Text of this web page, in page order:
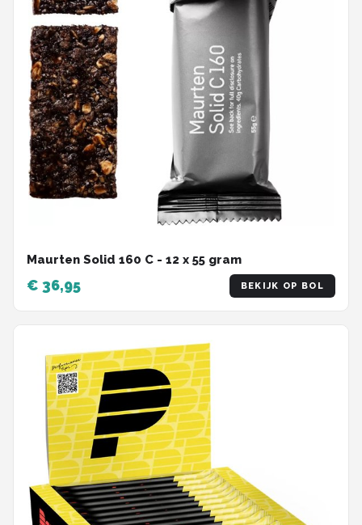
Maurten Solid 160 C - 12 x 55 gram
€ 36,95 BEKIJK OP BOL